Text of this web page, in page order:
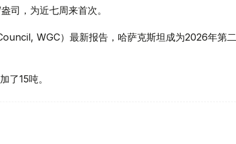
司，为近七周来首次。
WGC）最新报告，哈萨克斯坦成为2026年第二
了15吨。